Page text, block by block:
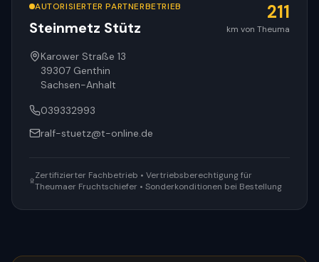
AUTORISIERTER PARTNERBETRIEB
Steinmetz Stütz
211
km von Theuma
Karower Straße 13
39307 Genthin
Sachsen-Anhalt
039332993
ralf-stuetz@t-online.de
Zertifizierter Fachbetrieb • Vertriebsberechtigung für
Theumaer Fruchtschiefer • Sonderkonditionen bei Bestellung